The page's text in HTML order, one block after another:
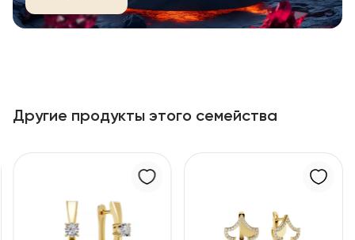
Другие продукты этого семейства